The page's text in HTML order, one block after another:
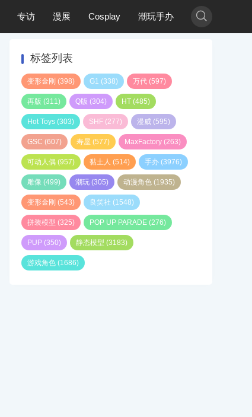
专访 漫展 Cosplay 潮玩手办 
标签列表
变形金刚 (398) G1 (338) 万代 (597)
再版 (311) Q版 (304) HT (485)
Hot Toys (303) SHF (277) 漫威 (595)
GSC (607) 寿屋 (577) MaxFactory (263)
可动人偶 (957) 黏土人 (514) 手办 (3976)
雕像 (499) 潮玩 (305) 动漫角色 (1935)
变形金刚 (543) 良笑社 (1548)
拼装模型 (325) POP UP PARADE (276)
PUP (350) 静态模型 (3183)
游戏角色 (1686)